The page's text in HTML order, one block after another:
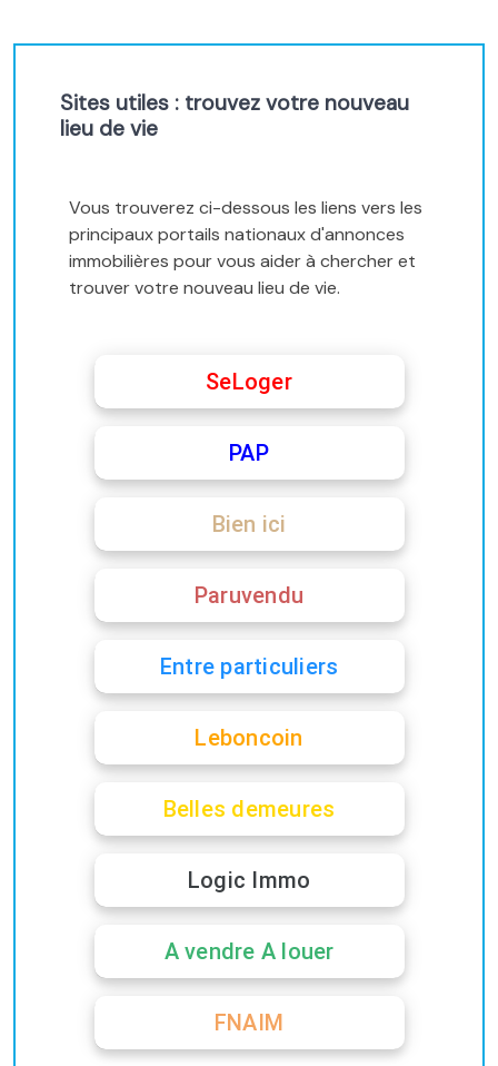
Sites utiles : trouvez votre nouveau
lieu de vie
Vous trouverez ci-dessous les liens vers les
principaux portails nationaux d'annonces
immobilières pour vous aider à chercher et
trouver votre nouveau lieu de vie.
SeLoger
PAP
Bien ici
Paruvendu
Entre particuliers
Leboncoin
Belles demeures
Logic Immo
A vendre A louer
FNAIM